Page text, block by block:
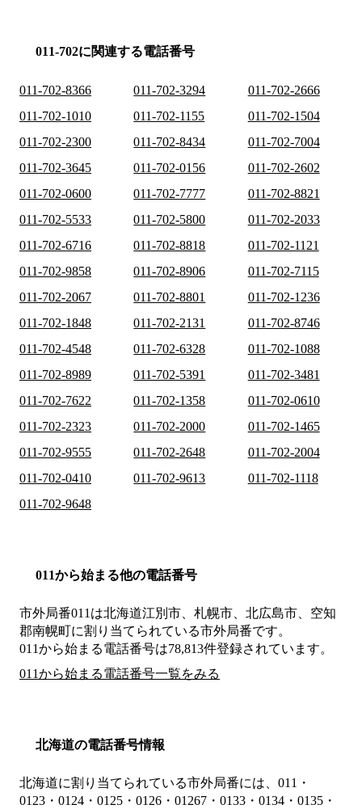
011-702に関連する電話番号
011-702-8366 011-702-3294
011-702-2666
011-702-1010
011-702-1155
011-702-1504
011-702-2300
011-702-8434
011-702-7004
011-702-3645
011-702-0156
011-702-2602
011-702-0600
011-702-7777
011-702-8821
011-702-5533
011-702-5800
011-702-2033
011-702-6716
011-702-8818
011-702-1121
011-702-9858
011-702-8906
011-702-7115
011-702-2067
011-702-8801
011-702-1236
011-702-1848
011-702-2131
011-702-8746
011-702-4548
011-702-6328
011-702-1088
011-702-8989
011-702-5391
011-702-3481
011-702-7622
011-702-1358
011-702-0610
011-702-2323
011-702-2000
011-702-1465
011-702-9555
011-702-2648
011-702-2004
011-702-0410
011-702-9613
011-702-1118
011-702-9648
011から始まる他の電話番号
市外局番011 は北海道江別市、札幌市、北広島市、空知
郡南幌町に割り当てられている市外局番です。
011から始まる電話番号は78,813件登録されています。
011から始まる電話番号一覧をみる
北海道の電話番号情報
北海道に割り当てられている市外局番には、011・
0123・0124・0125・0126・01267・0133・0134・0135・